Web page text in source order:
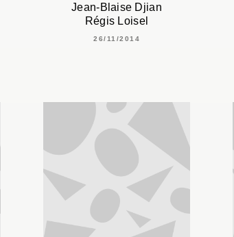
Jean-Blaise Djian
Régis Loisel
26/11/2014